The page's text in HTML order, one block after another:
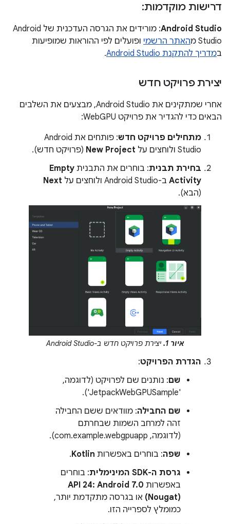
דרישות מוקדמות:
Android Studio
: מורידים את הגרסה העדכנית של Android
Studio מ
האתר הרשמי ופועלים לפי ההוראות שמופיעות
במדריך להתקנת Android Studio .
יצירת פרויקט חדש
אחרי שמתקינים את Android Studio, מבצעים את השלבים
הבאים כדי להגדיר את פרויקט WebGPU:
מתחילים פרויקט חדש
: פותחים את Android
Studio ולוחצים על
New Project (פרויקט חדש).
בחירת תבנית: בוחרים את התבנית Empty
Activity ב-Android Studio ולוחצים על
Next
(הבא).
איור 1. יצירת פרויקט חדש ב-Android Studio
הגדרת הפרויקט:
שם: נותנים שם לפרויקט (לדוגמה,
‫'JetpackWebGPUSample').
שם החבילה: מוודאים ששם החבילה
זהה למרחב השמות שבחרתם
(לדוגמה, com.example.webgpuapp).
שפה: בוחרים באפשרות Kotlin
.
גרסת ה-SDK המינימלית
: בוחרים
באפשרות API 24: Android 7.0
(Nougat) או בגרסה מתקדמת יותר,
כמומלץ לספרייה הזו.